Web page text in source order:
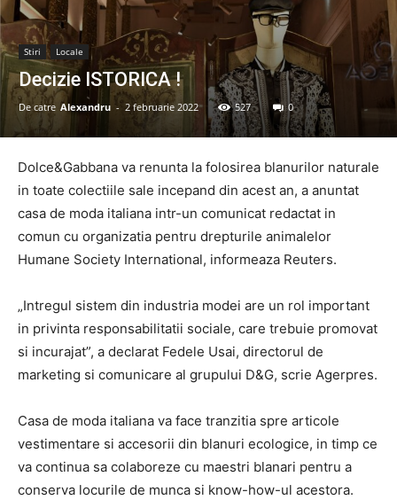
Stiri Locale
Decizie ISTORICA !
De catre Alexandru - 2 februarie 2022 527 0
Dolce&Gabbana va renunta la folosirea blanurilor naturale
in toate colectiile sale incepand din acest an, a anuntat
casa de moda italiana intr-un comunicat redactat in
comun cu organizatia pentru drepturile animalelor
Humane Society International, informeaza Reuters.
„Intregul sistem din industria modei are un rol important
in privinta responsabilitatii sociale, care trebuie promovat
si incurajat”, a declarat Fedele Usai, directorul de
marketing si comunicare al grupului D&G, scrie Agerpres.
Casa de moda italiana va face tranzitia spre articole
vestimentare si accesorii din blanuri ecologice, in timp ce
va continua sa colaboreze cu maestri blanari pentru a
conserva locurile de munca si know-how-ul acestora.